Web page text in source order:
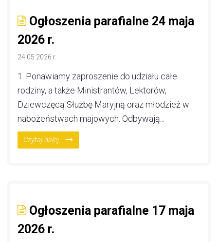
Ogłoszenia parafialne 24 maja
2026 r.
24.05.2026 r.
1. Ponawiamy zaproszenie do udziału całe
rodziny, a także Ministrantów, Lektorów,
Dziewczęcą Służbę Maryjną oraz młodzież w
nabożeństwach majowych. Odbywają...
Czytaj dalej
Ogłoszenia parafialne 17 maja
2026 r.